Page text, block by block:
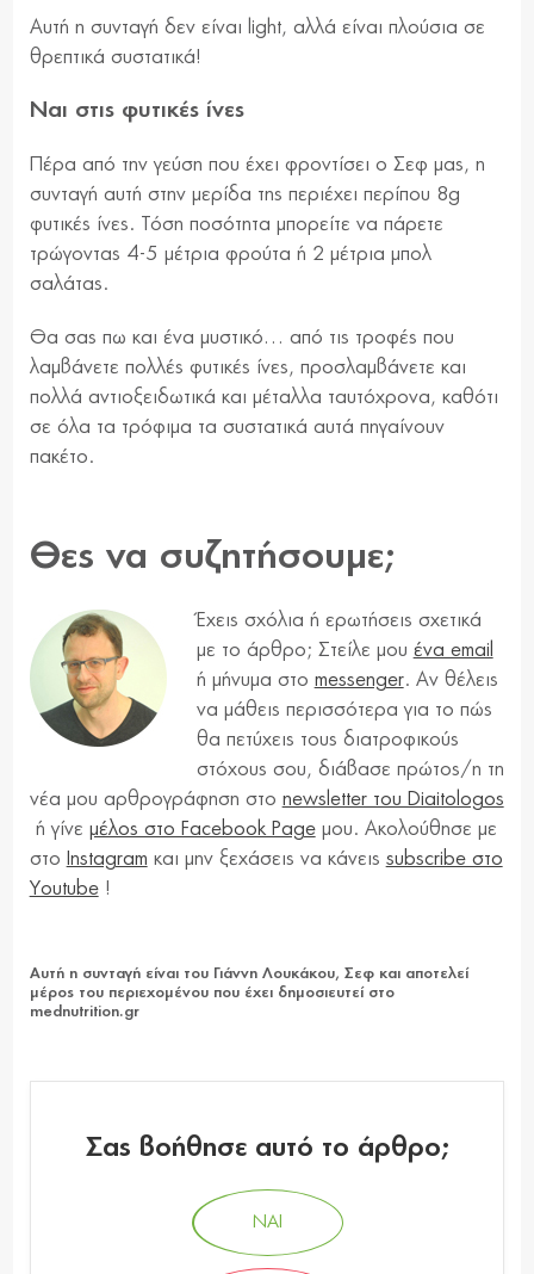
Αυτή η συνταγή δεν είναι light, αλλά είναι πλούσια σε
θρεπτικά συστατικά!
Ναι στις φυτικές ίνες
Πέρα από την γεύση που έχει φροντίσει ο Σεφ μας, η
συνταγή αυτή στην μερίδα της περιέχει περίπου 8g
φυτικές ίνες. Τόση ποσότητα μπορείτε να πάρετε
τρώγοντας 4-5 μέτρια φρούτα ή 2 μέτρια μπολ
σαλάτας.
Θα σας πω και ένα μυστικό… από τις τροφές που
λαμβάνετε πολλές φυτικές ίνες, προσλαμβάνετε και
πολλά αντιοξειδωτικά και μέταλλα ταυτόχρονα, καθότι
σε όλα τα τρόφιμα τα συστατικά αυτά πηγαίνουν
πακέτο.
Θες να συζητήσουμε;
Έχεις σχόλια ή ερωτήσεις σχετικά
με το άρθρο; Στείλε μου ένα email
ή μήνυμα στο messenger. Αν θέλεις
να μάθεις περισσότερα για το πώς
θα πετύχεις τους διατροφικούς
στόχους σου, διάβασε πρώτος/η τη
νέα μου αρθρογράφηση στο newsletter του Diaitologos
ή γίνε μέλος στο Facebook Pageμου. Ακολούθησε με
στο Instagram και μην ξεχάσεις να κάνεις subscribe στο
Youtube!
Αυτή η συνταγή είναι του Γιάννη Λουκάκου, Σεφ και αποτελεί
μέρος του περιεχομένου που έχει δημοσιευτεί στο
mednutrition.gr
Σας βοήθησε αυτό το άρθρο;
ΝΑΙ